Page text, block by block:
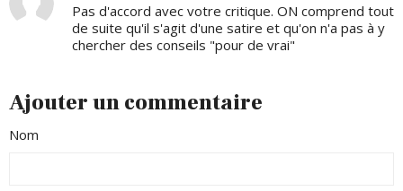
Pas d'accord avec votre critique. ON comprend tout
de suite qu'il s'agit d'une satire et qu'on n'a pas à y
chercher des conseils "pour de vrai"
Ajouter un commentaire
Nom